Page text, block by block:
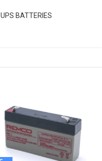
UPS BATTERIES